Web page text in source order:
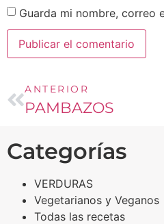
Guarda mi nombre, correo
ANTERIOR
PAMBAZOS
Categorías
VERDURAS
Vegetarianos y Veganos
Todas las recetas